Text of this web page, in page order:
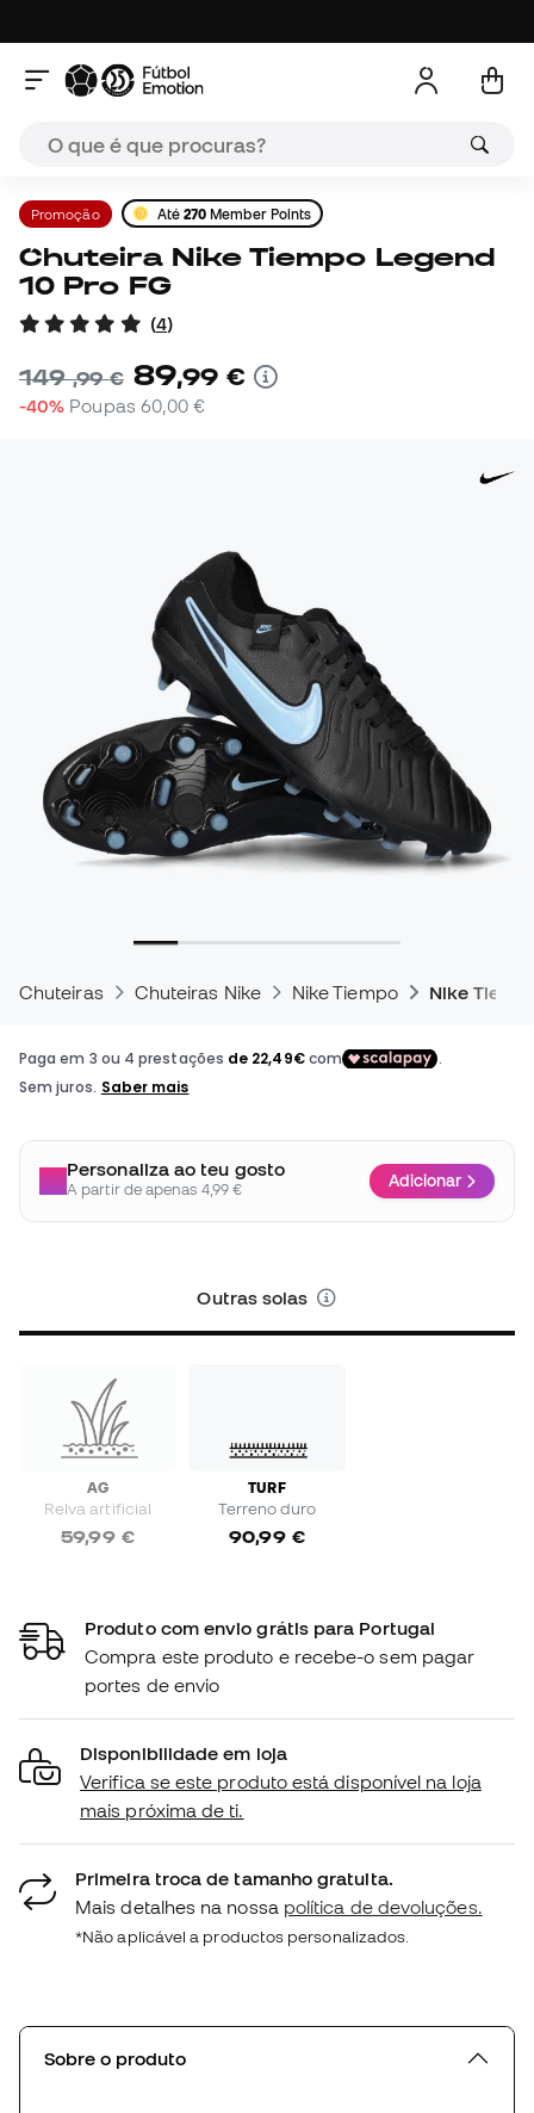
Promoção Até 270 Member Points
Chuteira Nike Tiempo Legend
10 Pro FG
(4)
149,99 € 89,99 €
-40% Poupas 60,00 €
Chuteiras Chuteiras Nike Nike Tiempo Nike
Personaliza ao teu gosto
A partir de apenas 4,99 € Adicionar
Outras solas
AG
Relva artificial
59,99 €
TURF
Terreno duro
90,99 €
Produto com envio grátis para Portugal
Compra este produto e recebe-o sem pagar
portes de envio
Disponibilidade em loja
Verifica se este produto está disponível na loja
mais próxima de ti.
Primeira troca de tamanho gratuita.
Mais detalhes na nossa política de devoluções.
*Não aplicável a productos personalizados.
Sobre o produto